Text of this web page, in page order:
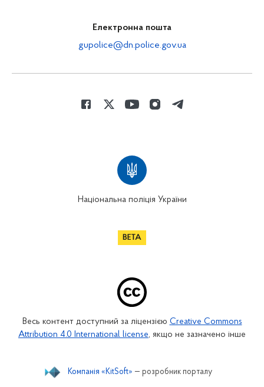
Електронна пошта
gupolice@dn.police.gov.ua
Національна поліція України
Весь контент доступний за ліцензією Creative Commons
Attribution 4.0 International license, якщо не зазначено інше
Компанія «KitSoft» — розробник порталу